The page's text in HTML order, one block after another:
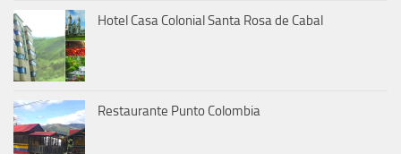
Hotel Casa Colonial Santa Rosa de Cabal
Restaurante Punto Colombia